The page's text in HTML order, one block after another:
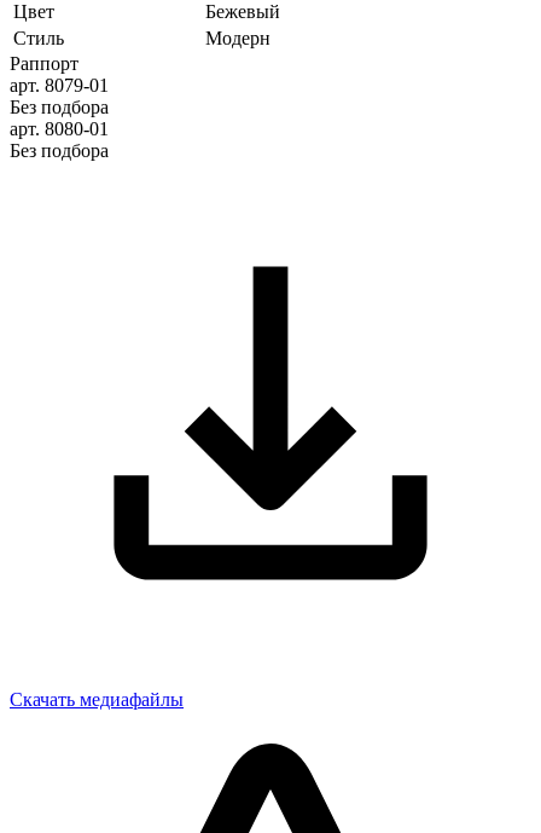
Цвет
Бежевый
Стиль
Модерн
Раппорт
арт. 8079-01
Без подбора
арт. 8080-01
Без подбора
Скачать медиафайлы